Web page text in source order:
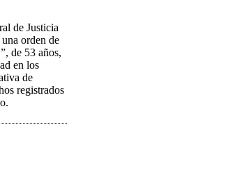
de Justicia
orden de
de 53 años,
en los
de
registrados